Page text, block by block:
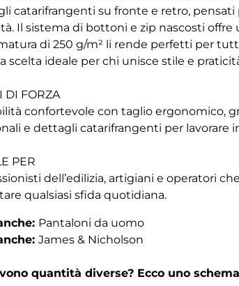
catarifrangenti su fronte e retro, pensati
Il sistema di bottoni e zip nascosti offre
di 250 g/m² li rende perfetti per
scelta ideale per chi unisce stile e
DI FORZA
confortevole con taglio ergonomico,
e dettagli catarifrangenti per lavorare
PER
dell’edilizia, artigiani e operatori
qualsiasi sfida quotidiana.
Pantaloni da uomo
James & Nicholson
quantità diverse? Ecco uno schema